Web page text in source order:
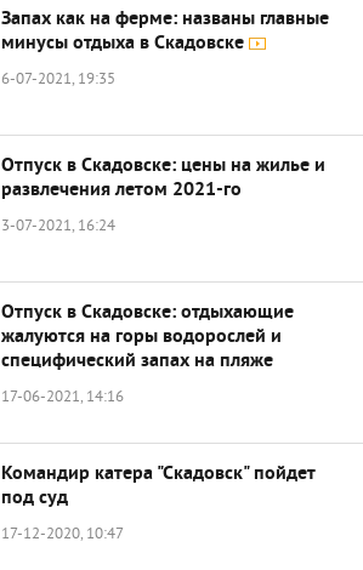
Запах как на ферме: названы главные
минусы отдыха в Скадовске
6-07-2021, 19:35
Отпуск в Скадовске: цены на жилье и
развлечения летом 2021-го
3-07-2021, 16:24
Отпуск в Скадовске: отдыхающие
жалуются на горы водорослей и
специфический запах на пляже
17-06-2021, 14:16
Командир катера "Скадовск" пойдет
под суд
17-12-2020, 10:47